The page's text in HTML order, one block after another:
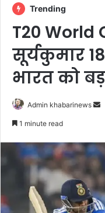
Trending
T20 World
सूर्यकुमार
भारत को
Admin khabarinews
1 minute read